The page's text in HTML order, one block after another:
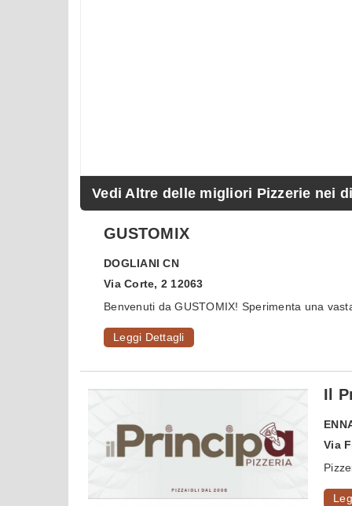
Vedi Altre delle migliori Pizzerie nei
GUSTOMIX
DOGLIANI CN
Via Corte, 2 12063
Benvenuti da GUSTOMIX! Sperimenta una
Leggi Dettagli
Il
Via